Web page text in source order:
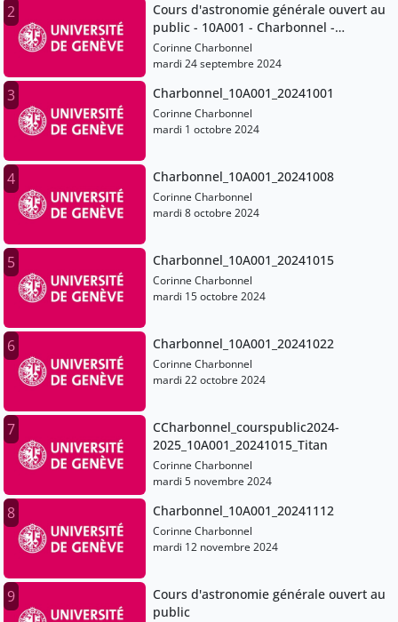
2
Cours d'astronomie générale ouvert au
public - 10A001 - Charbonnel -
20240924
Corinne Charbonnel
mardi 24 septembre 2024
3 Charbonnel_10A001_20241001
Corinne Charbonnel
mardi 1 octobre 2024
4 Charbonnel_10A001_20241008
Corinne Charbonnel
mardi 8 octobre 2024
5 Charbonnel_10A001_20241015
Corinne Charbonnel
mardi 15 octobre 2024
6 Charbonnel_10A001_20241022
Corinne Charbonnel
mardi 22 octobre 2024
7
CCharbonnel_courspublic2024-
2025_10A001_20241015_Titan
Corinne Charbonnel
mardi 5 novembre 2024
8 Charbonnel_10A001_20241112
Corinne Charbonnel
mardi 12 novembre 2024
9
Cours d'astronomie générale ouvert au
public